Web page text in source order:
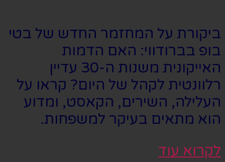
ביקורת על המחזמר החדש של בטי
בופ בברודווי: האם הדמות
האייקונית משנות ה-30 עדיין
רלוונטית לקהל של היום? קראו על
העלילה, השירים, הקאסט, ומדוע
הוא מתאים בעיקר למשפחות.
לקרוא עוד